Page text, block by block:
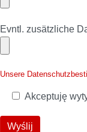
Evntl. zusätzliche
Unsere
Akceptuję
Wyślij